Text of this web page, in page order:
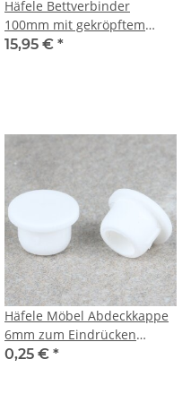
Häfele Bettverbinder
100mm mit gekröpftem
Haken- und Schließteil blau
15,95 € *
Häfele Möbel Abdeckkappe
6mm zum Eindrücken
Kunststoff weiß
0,25 € *